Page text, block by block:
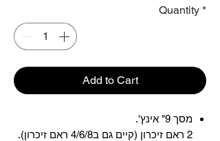
Quantity *
Add to Cart
מסך 9" אינץ'.
2 ראם זיכרון (קיים גם ב4/6/8 ראם זיכרון).